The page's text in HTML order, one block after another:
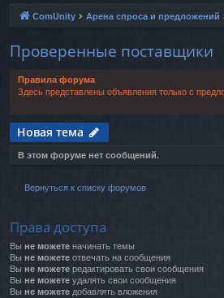
ComUnity Арена спроса и предложений
Проверенные поставщики
Правила форума
Здесь представлены объявления только с
Новая тема
В этом форуме нет сообщений.
Вернуться к списку форумов
Права доступа
Вы не можете начинать темы
Вы не можете отвечать на сообщения
Вы не можете редактировать свои сообщения
Вы не можете удалять свои сообщения
Вы не можете добавлять вложения